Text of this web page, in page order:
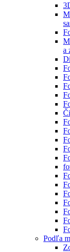
a
Podľa